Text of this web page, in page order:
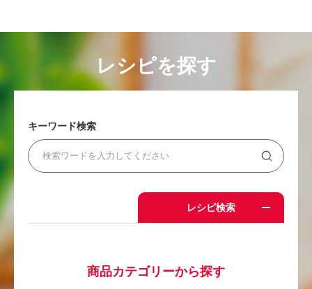
レシピを探す
キーワード検索
レシピ検索
商品カテゴリーから探す